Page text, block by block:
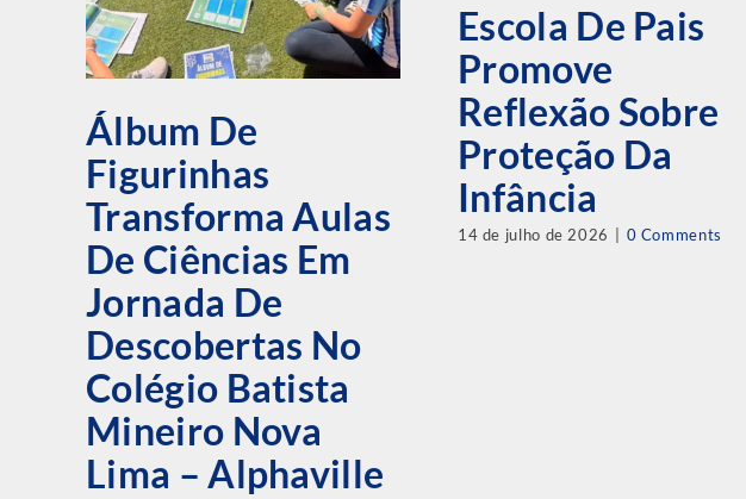
Álbum De
Figurinhas
Transforma Aulas
De Ciências Em
Jornada De
Descobertas No
Colégio Batista
Mineiro Nova
Lima – Alphaville
Escola De Pais
Promove
Reflexão Sobre
Proteção Da
Infância
14 de julho de 2026 0 Comments